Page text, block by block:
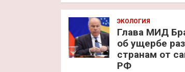
ЭКОЛОГИЯ
Глава МИД
об ущербе
странам от
РФ